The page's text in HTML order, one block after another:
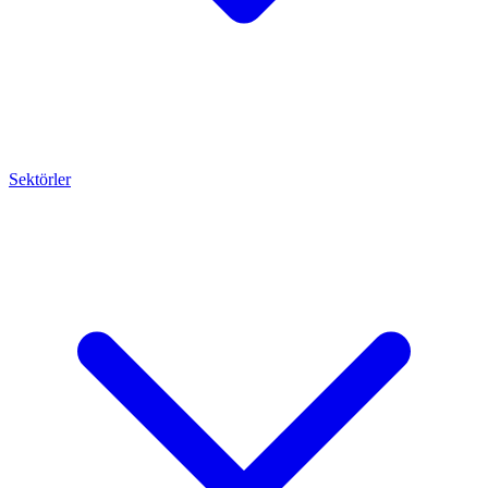
Sektörler